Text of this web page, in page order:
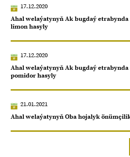
17.12.2020
Ahal welaýatynyň Ak bugdaý
limon hasyly
17.12.2020
Ahal welaýatynyň Ak bugdaý
pomidor hasyly
21.01.2021
Ahal welaýatynyň Oba hojalyk